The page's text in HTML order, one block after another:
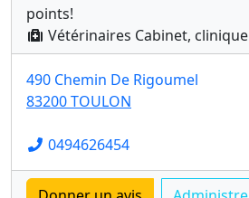
points!
Vétérinaires Cabinet, clinique
490 Chemin De Rigoumel
83200 TOULON
0494626454